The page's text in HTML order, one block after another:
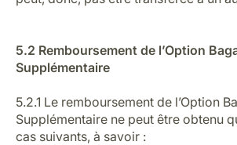
5.2 Remboursement de l’Option
Supplémentaire
5.2.1 Le remboursement de l’Option
Supplémentaire ne peut être obtenu
cas suivants, à savoir :